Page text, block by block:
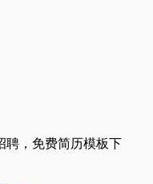
聘，免费简历模板下